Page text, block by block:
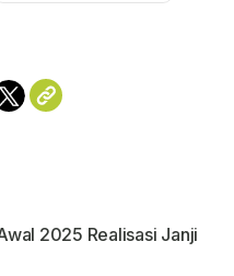
2025 Realisasi Janji